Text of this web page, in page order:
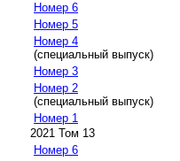
Номер 6
Номер 5
Номер 4
(специальный выпуск)
Номер 3
Номер 2
(специальный выпуск)
Номер 1
2021 Том 13
Номер 6